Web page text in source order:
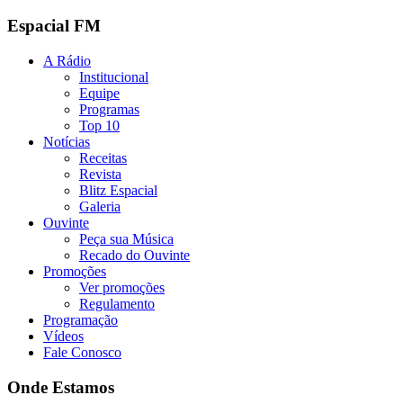
Espacial FM
A Rádio
Institucional
Equipe
Programas
Top 10
Notícias
Receitas
Revista
Blitz Espacial
Galeria
Ouvinte
Peça sua Música
Recado do Ouvinte
Promoções
Ver promoções
Regulamento
Programação
Vídeos
Fale Conosco
Onde Estamos